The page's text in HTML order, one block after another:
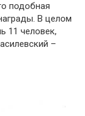
подобная
В целом
11 человек,
–